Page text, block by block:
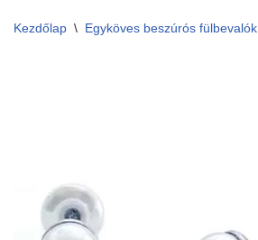
Kezdőlap \ Egyköves beszúrós fülbevalók